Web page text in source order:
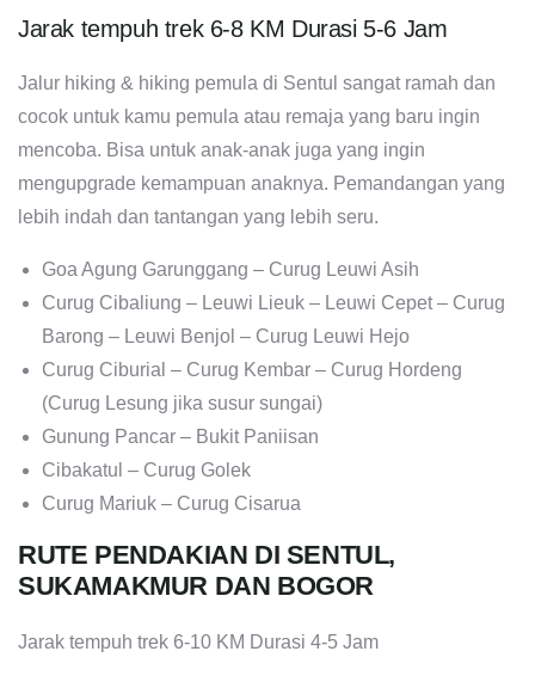
Jarak tempuh trek 6-8 KM Durasi 5-6 Jam
Jalur hiking & hiking pemula di Sentul sangat ramah dan
cocok untuk kamu pemula atau remaja yang baru ingin
mencoba. Bisa untuk anak-anak juga yang ingin
mengupgrade kemampuan anaknya. Pemandangan yang
lebih indah dan tantangan yang lebih seru.
Goa Agung Garunggang – Curug Leuwi Asih
Curug Cibaliung – Leuwi Lieuk – Leuwi Cepet – Curug
Barong – Leuwi Benjol – Curug Leuwi Hejo
Curug Ciburial – Curug Kembar – Curug Hordeng
(Curug Lesung jika susur sungai)
Gunung Pancar – Bukit Paniisan
Cibakatul – Curug Golek
Curug Mariuk – Curug Cisarua
RUTE PENDAKIAN DI SENTUL,
SUKAMAKMUR DAN BOGOR
Jarak tempuh trek 6-10 KM Durasi 4-5 Jam